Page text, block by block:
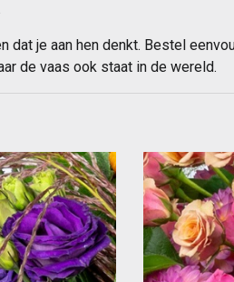
je aan hen denkt. Bestel
de vaas ook staat in de wereld.